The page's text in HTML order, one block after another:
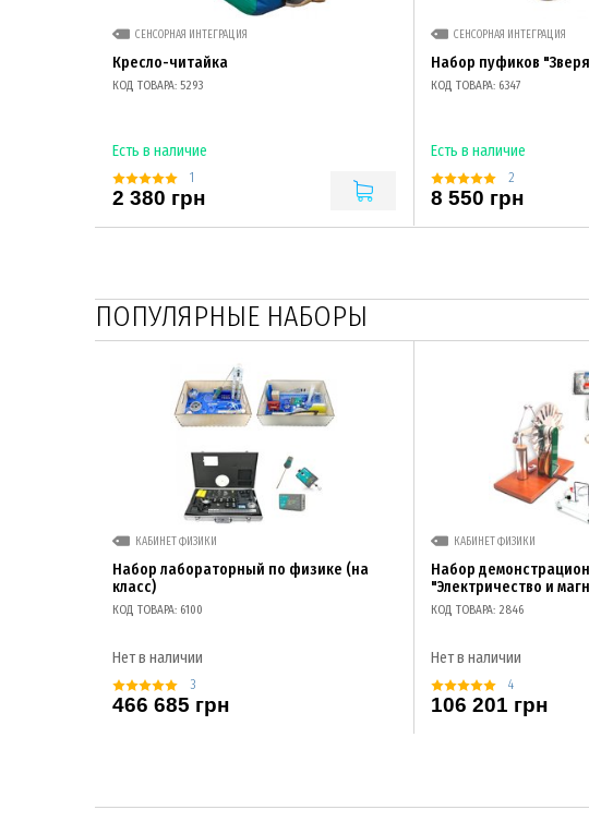
СЕНСОРНАЯ ИНТЕГРАЦИЯ
Кресло-читайка
КОД ТОВАРА: 5293
Есть в наличие
1
2 380 грн
СЕНСОРНАЯ ИНТЕГРАЦИЯ
Набор пуфиков
КОД ТОВАРА: 6347
Есть в наличие
2
8 550 грн
ПОПУЛЯРНЫЕ НАБОРЫ
КАБИНЕТ ФИЗИКИ
Набор лабораторный по физике (на
класс)
КОД ТОВАРА: 6100
Нет в наличии
3
466 685 грн
КАБИНЕТ ФИЗИКИ
Набор
"Электричество и
КОД ТОВАРА: 2846
Нет в наличии
4
106 201 грн